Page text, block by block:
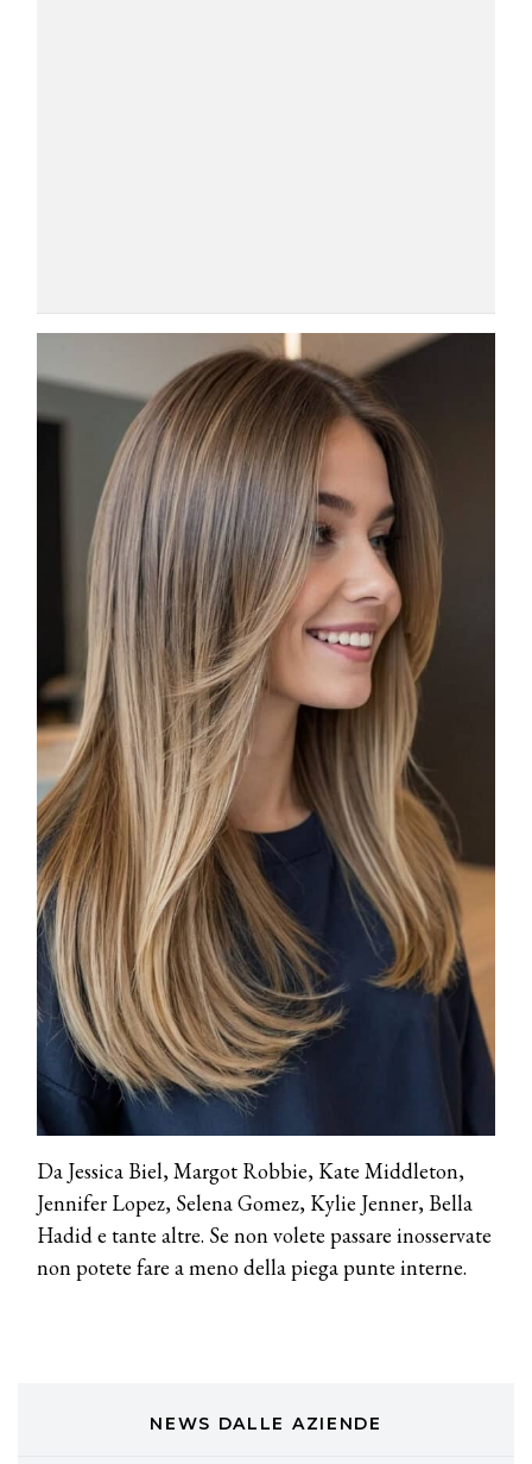
Da Jessica Biel, Margot Robbie, Kate Middleton,
Jennifer Lopez, Selena Gomez, Kylie Jenner, Bella
Hadid e tante altre. Se non volete passare inosservate
non potete fare a meno della piega punte interne.
NEWS DALLE AZIENDE
COSMOPROF WORLDWIDE BOLOGNA
Cosmprof Worldwide Bologna
presenta THE BEAUTY &
WELLNESS CONGRESS 2022: I
TEMI
DYSON
Dyson presenta la nuova collezione
pervinca e rosé per Natale
COTRIL
Continua la carrellata di look firmati
Cotril alla Festa del Cinema di Roma
TONI&GUY
A Natale regala una doppia
TONI&GUY “Feel Good Experience”!
TONI&GUY
LABEL.M lancia la sua innovativa ed
eco-sostenibile linea di prodotti
professionali
Davines presenta cofanetti beauty
preziosi per un regalo adatto ad
ogni capello
COSMOPROF WORLDWIDE BOLOGNA
Cosmprof Worldwide Bologna
Dyson presenta la nuova collezione